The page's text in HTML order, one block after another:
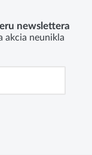
newslettera
akcia neunikla